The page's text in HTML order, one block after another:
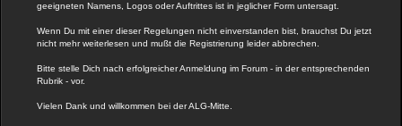
geeigneten Namens, Logos oder Auftrittes ist in jeglicher Form untersagt.
Wenn Du mit einer dieser Regelungen nicht einverstanden bist, brauchst Du jetzt
nicht mehr weiterlesen und mußt die Registrierung leider abbrechen.
Bitte stelle Dich nach erfolgreicher Anmeldung im Forum - in der entsprechenden
Rubrik - vor.
Vielen Dank und willkommen bei der ALG-Mitte.